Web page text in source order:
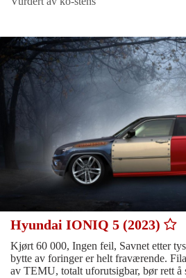
Hyundai IONIQ 5 (2023)
Kjørt 60 000, Ingen feil, Savnet etter
bytte av foringer er helt fraværende.
av TEMU, totalt uforutsigbar, bør rett å